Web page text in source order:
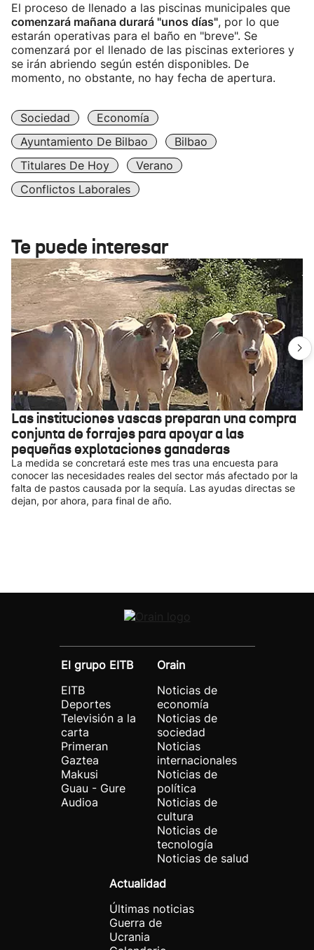
El proceso de llenado a las piscinas municipales que
comenzará mañana durará "unos días", por lo que
estarán operativas para el baño en "breve". Se
comenzará por el llenado de las piscinas exteriores y
se irán abriendo según estén disponibles. De
momento, no obstante, no hay fecha de apertura.
Sociedad
Economía
Ayuntamiento De Bilbao
Bilbao
Titulares De Hoy
Verano
Conflictos Laborales
Te puede interesar
Las instituciones vascas preparan una compra
conjunta de forrajes para apoyar a las
pequeñas explotaciones ganaderas
La medida se concretará este mes tras una encuesta para
conocer las necesidades reales del sector más afectado por la
falta de pastos causada por la sequía. Las ayudas directas se
dejan, por ahora, para final de año.
El grupo EITB
EITB
Deportes
Televisión a la
carta
Primeran
Gaztea
Makusi
Guau - Gure
Audioa
Orain
Noticias de
economía
Noticias de
sociedad
Noticias
internacionales
Noticias de
política
Noticias de
cultura
Noticias de
tecnología
Noticias de salud
Actualidad
Últimas noticias
Guerra de
Ucrania